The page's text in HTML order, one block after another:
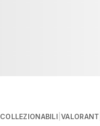
COLLEZIONABILI VALORANT